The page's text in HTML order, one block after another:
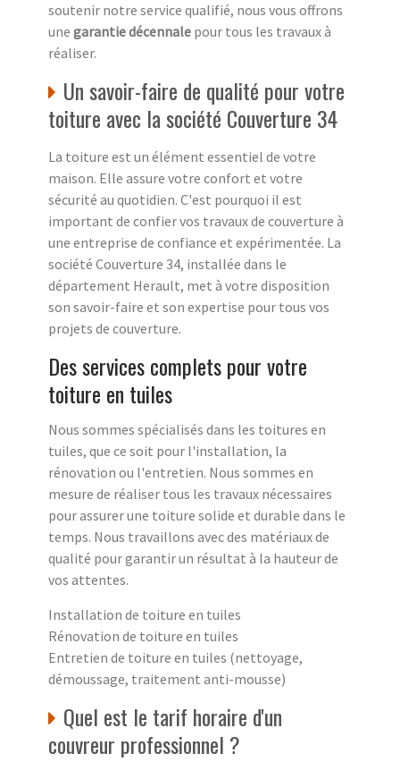
soutenir notre service qualifié, nous vous offrons
une garantie décennale pour tous les travaux à
réaliser.
Un savoir-faire de qualité pour votre
toiture avec la société Couverture 34
La toiture est un élément essentiel de votre
maison. Elle assure votre confort et votre
sécurité au quotidien. C'est pourquoi il est
important de confier vos travaux de couverture à
une entreprise de confiance et expérimentée. La
société Couverture 34, installée dans le
département Herault, met à votre disposition
son savoir-faire et son expertise pour tous vos
projets de couverture.
Des services complets pour votre
toiture en tuiles
Nous sommes spécialisés dans les toitures en
tuiles, que ce soit pour l'installation, la
rénovation ou l'entretien. Nous sommes en
mesure de réaliser tous les travaux nécessaires
pour assurer une toiture solide et durable dans le
temps. Nous travaillons avec des matériaux de
qualité pour garantir un résultat à la hauteur de
vos attentes.
Installation de toiture en tuiles
Rénovation de toiture en tuiles
Entretien de toiture en tuiles (nettoyage,
démoussage, traitement anti-mousse)
Quel est le tarif horaire d'un
couvreur professionnel ?